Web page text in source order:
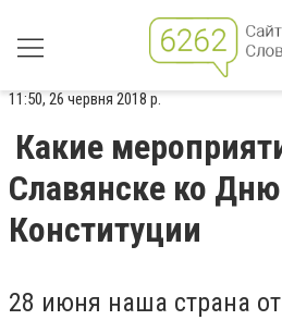
11:50, 26 червня 2018 р.
Какие
Славянске ко Дню
Конституции
28 июня наша страна